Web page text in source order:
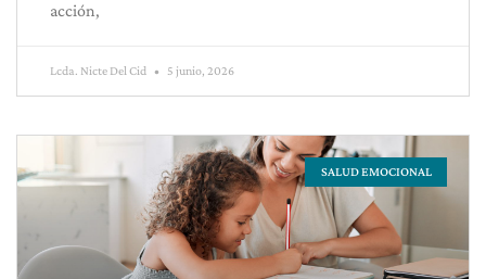
acción,
Lcda. Nicte Del Cid 5 junio, 2026
SALUD EMOCIONAL